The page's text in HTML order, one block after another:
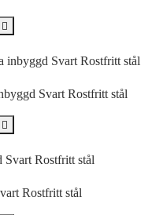

Svart Rostfritt stål

Rostfritt stål